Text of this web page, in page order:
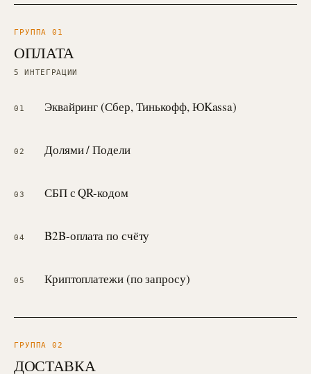
ГРУППА 0 1
ОПЛАТА
5 ИНТЕГРАЦИИ
01 Эквайринг (Сбер, Тинькофф, ЮKassa)
02 Долями / Подели
03 СБП с QR-кодом
04 B2B-оплата по счёту
05 Криптоплатежи (по запросу)
ГРУППА 02
ДОСТАВКА